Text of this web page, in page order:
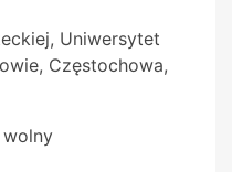
Uniwersytet
Częstochowa,
wolny